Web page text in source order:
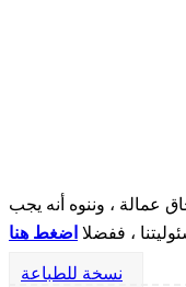
عمالة ، وننوه أنه يجب
، ففضلا اضغط هنا
نسخة للطباعة